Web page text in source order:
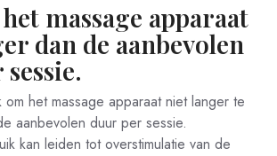
massage apparaat
dan de aanbevolen
het massage apparaat niet langer te
aanbevolen duur per sessie.
kan leiden tot overstimulatie van de